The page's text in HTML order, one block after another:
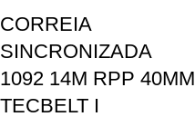
CORREIA
SINCRONIZADA
1092 14M RPP 40MM
TECBELT I